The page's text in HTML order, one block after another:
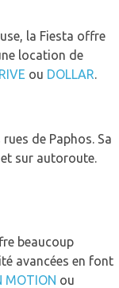
la Fiesta offre
location de
ou DOLLAR.
de Paphos. Sa
sur autoroute.
beaucoup
avancées en font
MOTION ou